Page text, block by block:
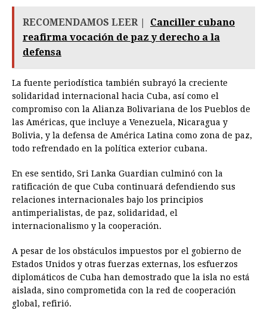
RECOMENDAMOS LEER |
Canciller cubano
reafirma vocación de paz y derecho a la
defensa
La fuente periodística también subrayó la creciente
solidaridad internacional hacia Cuba, así como el
compromiso con la Alianza Bolivariana de los Pueblos de
las Américas, que incluye a Venezuela, Nicaragua y
Bolivia, y la defensa de América Latina como zona de paz,
todo refrendado en la política exterior cubana.
En ese sentido, Sri Lanka Guardian culminó con la
ratificación de que Cuba continuará defendiendo sus
relaciones internacionales bajo los principios
antimperialistas, de paz, solidaridad, el
internacionalismo y la cooperación.
A pesar de los obstáculos impuestos por el gobierno de
Estados Unidos y otras fuerzas externas, los esfuerzos
diplomáticos de Cuba han demostrado que la isla no está
aislada, sino comprometida con la red de cooperación
global, refirió.